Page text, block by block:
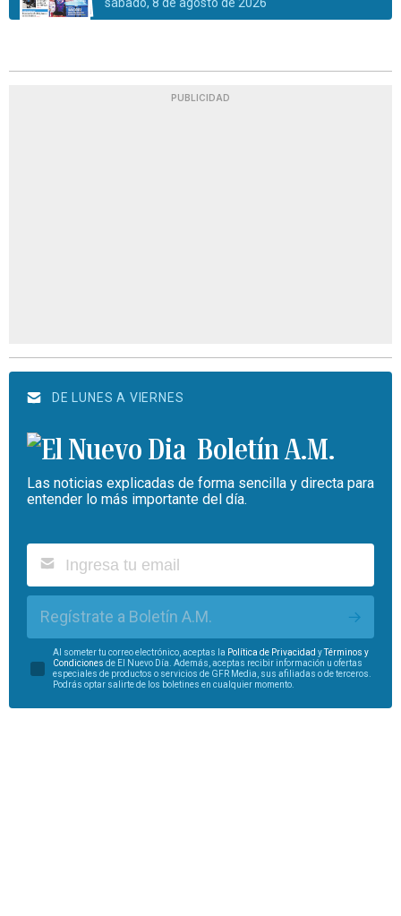
PUBLICIDAD
DE LUNES A VIERNES
Boletín A.M.
Las noticias explicadas de forma sencilla y directa para
entender lo más importante del día.
Regístrate a Boletín A.M.
Al someter tu correo electrónico, aceptas la Política de Privacidad yTérminos y
Condiciones de El Nuevo Día. Además, aceptas recibir información u ofertas
especiales de productos o servicios de GFR Media, sus afiliadas o de terceros.
Podrás optar salirte de los boletines en cualquier momento.